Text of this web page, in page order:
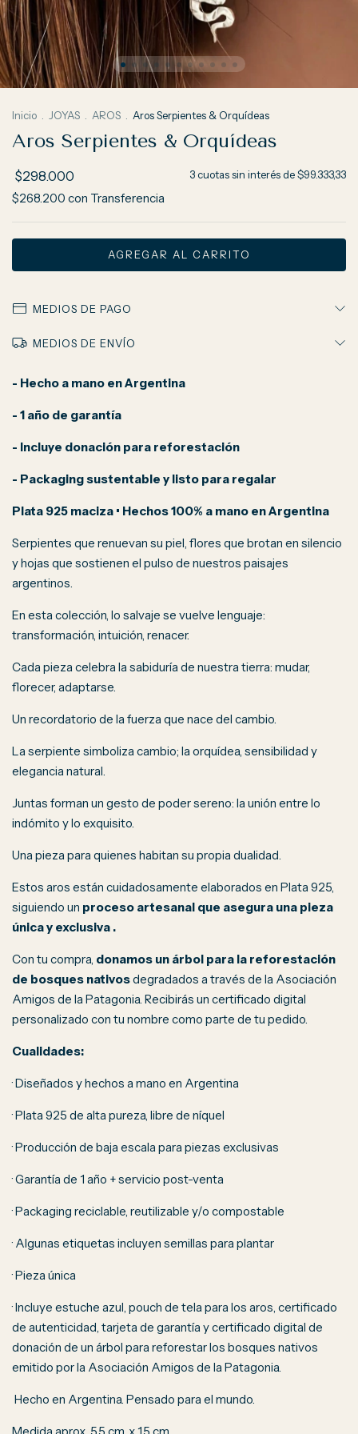
Inicio JOYAS AROS Aros Serpientes & Orquídeas
Aros Serpientes & Orquídeas
$298.000 3cuotas sin interés de$99.333,33
$268.200 con Transferencia
MEDIOS DE PAGO
MEDIOS DE ENVÍO
- Hecho a mano en Argentina
- 1 año de garantía
- Incluye donación para reforestación
- Packaging sustentable y listo para regalar
Plata 925 maciza • Hechos 100% a mano en Argentina
Serpientes que renuevan su piel, flores que brotan en silencio
y hojas que sostienen el pulso de nuestros paisajes
argentinos.
En esta colección, lo salvaje se vuelve lenguaje:
transformación, intuición, renacer.
Cada pieza celebra la sabiduría de nuestra tierra: mudar,
florecer, adaptarse.
Un recordatorio de la fuerza que nace del cambio.
La serpiente simboliza cambio; la orquídea, sensibilidad y
elegancia natural.
Juntas forman un gesto de poder sereno: la unión entre lo
indómito y lo exquisito.
Una pieza para quienes habitan su propia dualidad.
Estos aros están cuidadosamente elaborados en Plata 925,
siguiendo un proceso artesanal que asegura una pieza
única y exclusiva .
Con tu compra, donamos un árbol para la reforestación
de bosques nativosdegradados a través de la Asociación
Amigos de la Patagonia. Recibirás un certificado digital
personalizado con tu nombre como parte de tu pedido.
Cualidades:
· Diseñados y hechos a mano en Argentina
· Plata 925 de alta pureza, libre de níquel
· Producción de baja escala para piezas exclusivas
· Garantía de 1 año + servicio post-venta
· Packaging reciclable, reutilizable y/o compostable
· Algunas etiquetas incluyen semillas para plantar
· Pieza única
· Incluye estuche azul, pouch de tela para los aros, certificado
de autenticidad, tarjeta de garantía y certificado digital de
donación de un árbol para reforestar los bosques nativos
emitido por la Asociación Amigos de la Patagonia.
Hecho en Argentina. Pensado para el mundo.